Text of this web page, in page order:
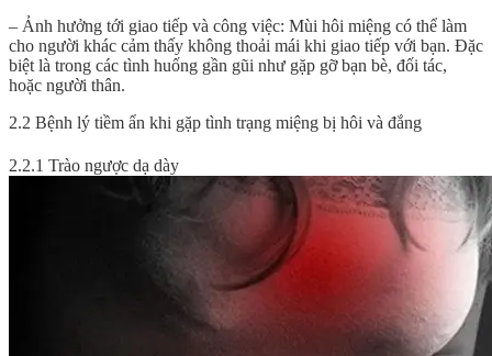
– Ảnh hưởng tới giao tiếp và công việc: Mùi hôi miệng có thể làm
cho người khác cảm thấy không thoải mái khi giao tiếp với bạn. Đặc
biệt là trong các tình huống gần gũi như gặp gỡ bạn bè, đối tác,
hoặc người thân.
2.2 Bệnh lý tiềm ẩn khi gặp tình trạng miệng bị hôi và đắng
2.2.1 Trào ngược dạ dày